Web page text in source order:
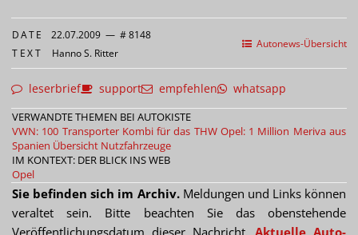
Autonews-Übersicht
DATE 22.07.2009 — # 8148
TEXT Hanno S. Ritter
leserbrief support empfehlen whatsapp
VERWANDTE THEMEN BEI AUTOKISTE
VWN: 100 Transporter Kombi für das THW Opel: 1 Million Meriva aus
Spanien Übersicht Nutzfahrzeuge
IM KONTEXT: DER BLICK INS WEB
Opel
Sie befinden sich im Archiv.Meldungen und Links können
veraltet sein. Bitte beachten Sie das obenstehende